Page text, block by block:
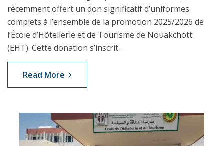
récemment offert un don significatif d’uniformes
complets à l’ensemble de la promotion 2025/2026 de
l’École d’Hôtellerie et de Tourisme de Nouakchott
(EHT). Cette donation s’inscrit…
Read More